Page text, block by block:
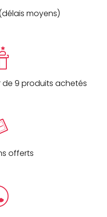
moyens)
9 produits achetés
offerts